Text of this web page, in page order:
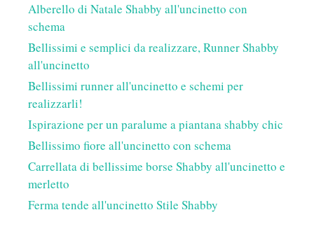
Alberello di Natale Shabby all'uncinetto con
schema
Bellissimi e semplici da realizzare, Runner Shabby
all'uncinetto
Bellissimi runner all'uncinetto e schemi per
realizzarli!
Ispirazione per un paralume a piantana shabby chic
Bellissimo fiore all'uncinetto con schema
Carrellata di bellissime borse Shabby all'uncinetto e
merletto
Ferma tende all'uncinetto Stile Shabby